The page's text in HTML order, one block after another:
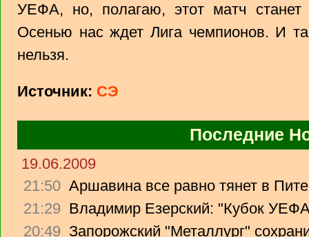
УЕФА, но, полагаю, этот матч
Осенью нас ждет Лига чемпионов. И
нельзя.
Источник: СЭ
Последние
19.06.2009
21:50 Аршавина все равно тянет в
21:29 Владимир Езерский: "Кубок
20:49 Запорожский "Металлург"